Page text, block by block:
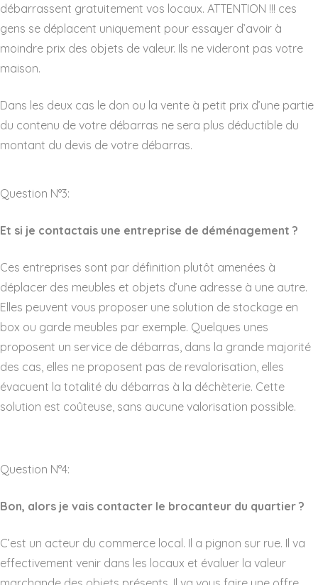
débarrassent gratuitement vos locaux. ATTENTION !!! ces
gens se déplacent uniquement pour essayer d’avoir à
moindre prix des objets de valeur. Ils ne videront pas votre
maison.
Dans les deux cas le don ou la vente à petit prix d’une partie
du contenu de votre débarras ne sera plus déductible du
montant du devis de votre débarras.
Question N°3:
Et si je contactais une entreprise de déménagement ?
Ces entreprises sont par définition plutôt amenées à
déplacer des meubles et objets d’une adresse à une autre.
Elles peuvent vous proposer une solution de stockage en
box ou garde meubles par exemple. Quelques unes
proposent un service de débarras, dans la grande majorité
des cas, elles ne proposent pas de revalorisation, elles
évacuent la totalité du débarras à la déchèterie. Cette
solution est coûteuse, sans aucune valorisation possible.
Question N°4:
Bon, alors je vais contacter le brocanteur du quartier ?
C’est un acteur du commerce local. Il a pignon sur rue. Il va
effectivement venir dans les locaux et évaluer la valeur